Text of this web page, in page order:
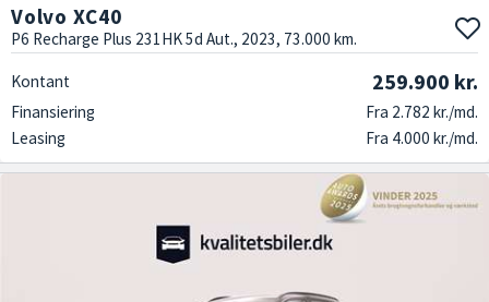
Volvo XC40
P6 Recharge Plus 231HK 5d Aut., 2023, 73.000 km.
Kontant 259.900 kr.
Finansiering
Fra 2.782 kr./md.
Leasing
Fra 4.000 kr./md.